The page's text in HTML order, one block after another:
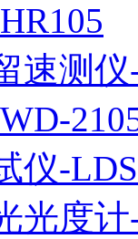
速测
仪-
光度计